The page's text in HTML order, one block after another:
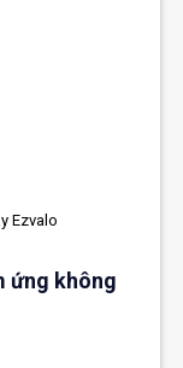
Ezvalo
ứng không